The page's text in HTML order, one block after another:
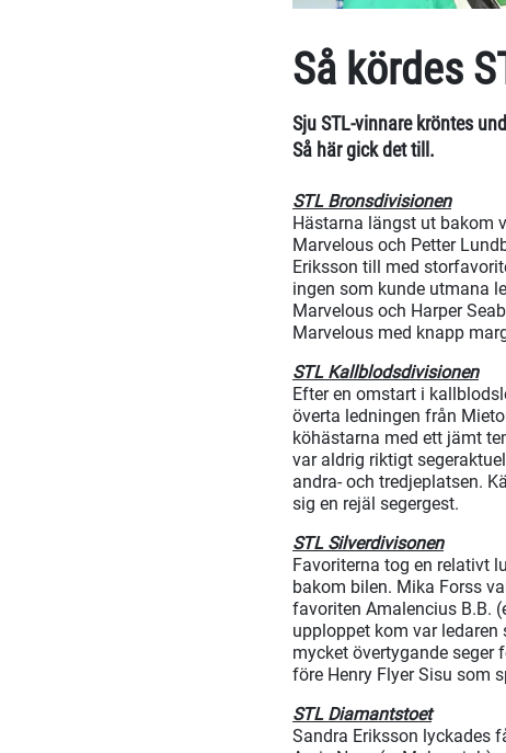
Så kördes
Sju STL-vinnare kröntes
Så här gick det till.
STL Bronsdivisionen
Hästarna längst ut bakom
Marvelous och Petter
Eriksson till med
ingen som kunde utmana
Marvelous och Harper
Marvelous med knapp
STL Kallblodsdivisionen
Efter en omstart i
överta ledningen från
köhästarna med ett jämt
var aldrig riktigt
andra- och tredjeplatsen.
sig en rejäl segergest.
STL Silverdivisonen
Favoriterna tog en relativt
bakom bilen. Mika Forss
favoriten Amalencius B.B.
upploppet kom var
mycket övertygande seger
före Henry Flyer Sisu som
STL Diamantstoet
Sandra Eriksson lyckades